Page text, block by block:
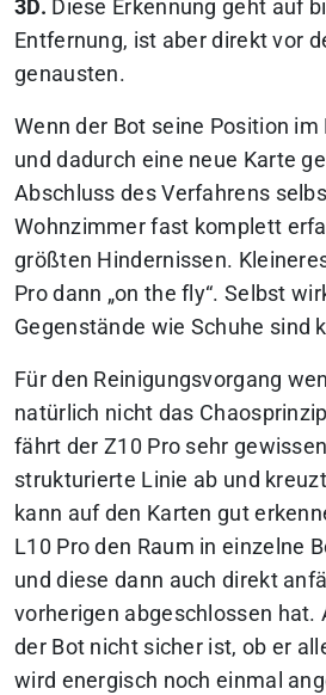
3D. Diese Erkennung geht auf
Entfernung, ist aber direkt vor
genausten.
Wenn der Bot seine Position
und dadurch eine neue Karte
Abschluss des Verfahrens
Wohnzimmer fast komplett
größten Hindernissen.
Pro dann „on the fly“. Selbst
Gegenstände wie Schuhe sind
Für den Reinigungsvorgang
natürlich nicht das
fährt der Z10 Pro sehr
strukturierte Linie ab und
kann auf den Karten gut
L10 Pro den Raum in einzelne
und diese dann auch direkt
vorherigen abgeschlossen hat.
der Bot nicht sicher ist, ob er
wird energisch noch einmal